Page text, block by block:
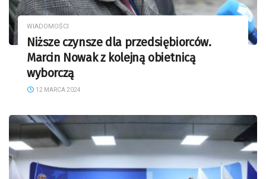
WIADOMOŚCI
Niższe czynsze dla przedsiębiorców.
Marcin Nowak z kolejną obietnicą
wyborczą
12 MARCA 2024